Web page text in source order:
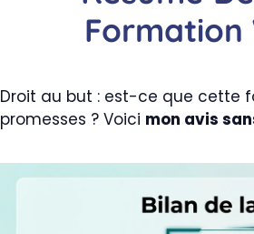
Formation
Droit au but : est-ce que cette
promesses ? Voici mon avis